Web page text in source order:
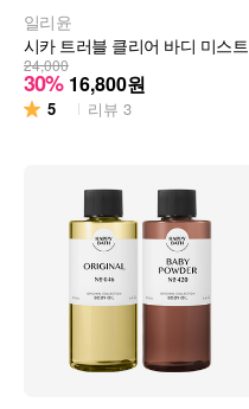
일리윤
시카 트러블 클리어 바디 미스트
24,000
30% 16,800원
5 리뷰 3